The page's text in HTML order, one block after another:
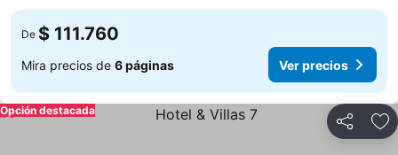
De $ 111.760
Mira precios de 6 páginas Ver precios
Compartir
Opción destacada